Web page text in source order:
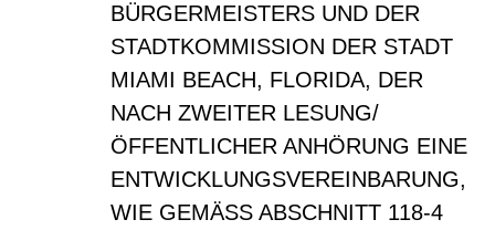
BÜRGERMEISTERS UND DER
STADTKOMMISSION DER STADT
MIAMI BEACH, FLORIDA, DER
NACH ZWEITER LESUNG/
ÖFFENTLICHER ANHÖRUNG EINE
ENTWICKLUNGSVEREINBARUNG,
WIE GEMÄSS ABSCHNITT 118-4